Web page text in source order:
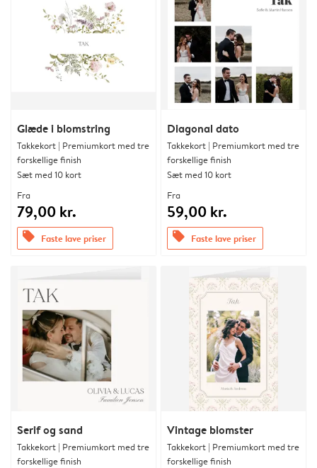
Glæde i blomstring
Takkekort | Premiumkort med tre
forskellige finish
Sæt med 10 kort
Fra
79,00 kr.
offers Faste lave priser
Diagonal dato
Takkekort | Premiumkort med tre
forskellige finish
Sæt med 10 kort
Fra
59,00 kr.
offers Faste lave priser
Serif og sand
Takkekort | Premiumkort med tre
forskellige finish
Vintage blomster
Takkekort | Premiumkort med tre
forskellige finish